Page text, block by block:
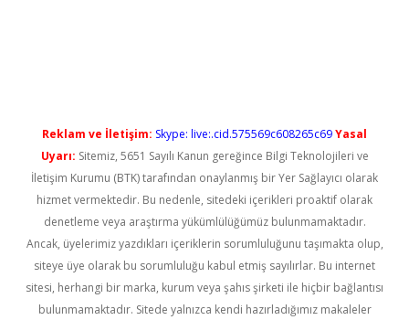
Reklam ve İletişim: Skype: live:.cid.575569c608265c69Yasal
Uyarı: Sitemiz, 5651 Sayılı Kanun gereğince Bilgi Teknolojileri ve
İletişim Kurumu (BTK) tarafından onaylanmış bir Yer Sağlayıcı olarak
hizmet vermektedir. Bu nedenle, sitedeki içerikleri proaktif olarak
denetleme veya araştırma yükümlülüğümüz bulunmamaktadır.
Ancak, üyelerimiz yazdıkları içeriklerin sorumluluğunu taşımakta olup,
siteye üye olarak bu sorumluluğu kabul etmiş sayılırlar. Bu internet
sitesi, herhangi bir marka, kurum veya şahıs şirketi ile hiçbir bağlantısı
bulunmamaktadır. Sitede yalnızca kendi hazırladığımız makaleler